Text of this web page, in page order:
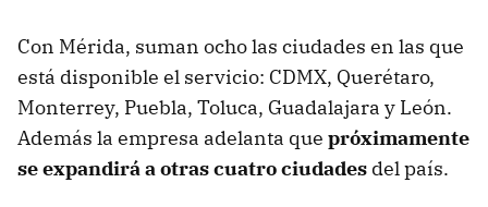
Con Mérida, suman ocho las ciudades en las que
está disponible el servicio: CDMX, Querétaro,
Monterrey, Puebla, Toluca, Guadalajara y León.
Además la empresa adelanta que próximamente
se expandirá a otras cuatro ciudades del país.